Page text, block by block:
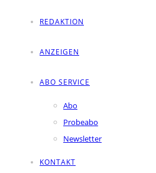
REDAKTION
ANZEIGEN
ABO SERVICE
Abo
Probeabo
Newsletter
KONTAKT